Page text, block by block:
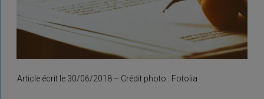
Article écrit le 30/06/2018 – Crédit photo : Fotolia